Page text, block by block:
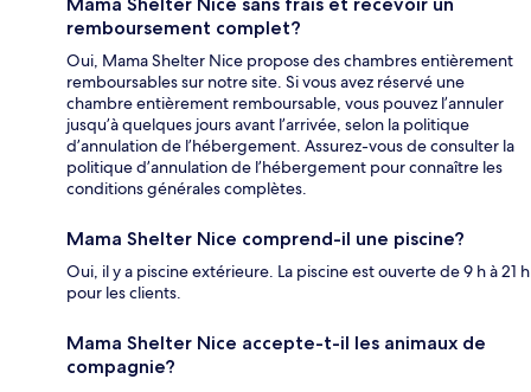
remboursement complet?
Oui, Mama Shelter Nice propose des chambres entièrement
remboursables sur notre site. Si vous avez réservé une
chambre entièrement remboursable, vous pouvez l’annuler
jusqu’à quelques jours avant l’arrivée, selon la politique
d’annulation de l’hébergement. Assurez-vous de consulter la
politique d’annulation de l’hébergement pour connaître les
conditions générales complètes.
Mama Shelter Nice comprend-il une piscine?
Oui, il y a piscine extérieure. La piscine est ouverte de 9 h à 21 h
pour les clients.
Mama Shelter Nice accepte-t-il les animaux de
compagnie?